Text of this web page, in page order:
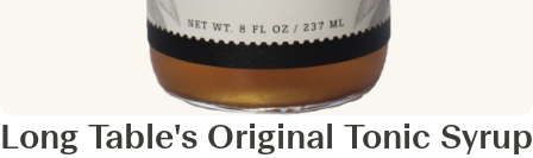
Long Table's Original Tonic Syrup